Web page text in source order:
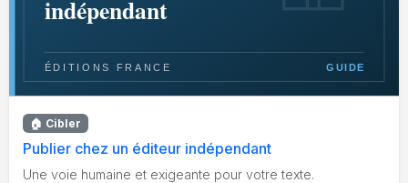
🏠 Cibler
Publier chez un éditeur indépendant
Une voie humaine et exigeante pour votre texte.